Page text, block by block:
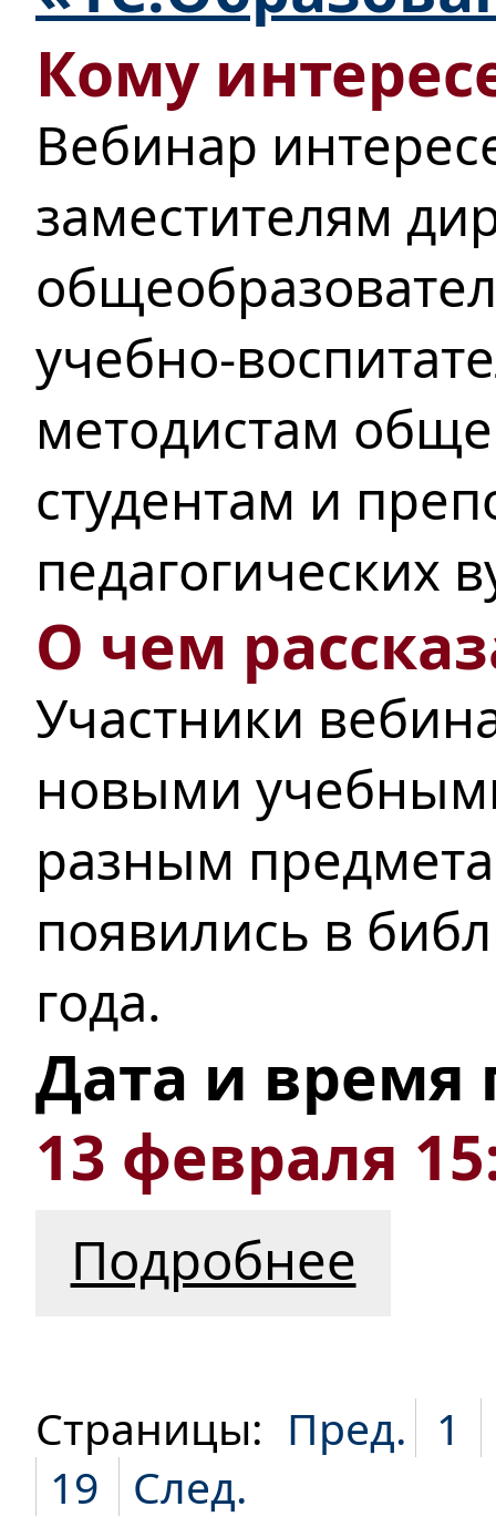
Кому
Вебинар
заместителям
учебно-
методистам
студентам и
педагогических
О чем
Участники
новыми
разным
появились в
года.
Дата и время
13 февраля
Подробнее
Страницы: Пред. 1
19
След.